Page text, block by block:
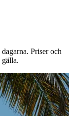
Priser och